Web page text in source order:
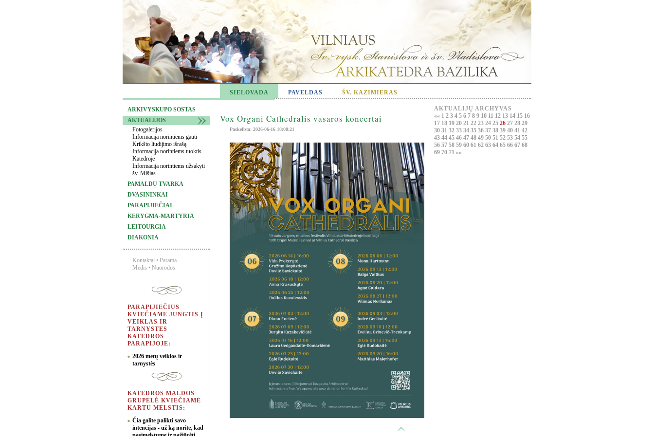
SIELOVADA PAVELDAS ŠV. KAZIMIERAS
ARKIVYSKUPO SOSTAS
AKTUALIJOS
Fotogalerijos
Informacija norintiems gauti
Krikšto liudijimo išrašą
Informacija norintiems tuoktis
Katedroje
Informacija norintiems užsakyti
šv. Mišias
PAMALDŲ TVARKA
DVASININKAI
PARAPIJIEČIAI
KERYGMA-MARTYRIA
LEITOURGIA
DIAKONIA
Kontaktai • Parama
Medis • Nuorodos
PARAPIJIEČIUS
KVIEČIAME JUNGTIS Į
VEIKLAS IR
TARNYSTES
KATEDROS
PARAPIJOJE:
2026 metų veiklos ir
tarnystės
KATEDROS MALDOS
GRUPELĖ KVIEČIAME
KARTU MELSTIS:
Čia galite palikti savo
intencijas - už ką norite, kad
Vox Organi Cathedralis vasaros koncertai
Paskelbta: 2026-06-16 10:08:21
AKTUALIJŲ ARCHYVAS
«« 1 2 3 4 5 6 7 8 9 10 11 12 13 14 15 16
17 18 19 20 21 22 23 24 25 26 27 28 29
30 31 32 33 34 35 36 37 38 39 40 41 42
43 44 45 46 47 48 49 50 51 52 53 54 55
56 57 58 59 60 61 62 63 64 65 66 67 68
69 70 71 »»